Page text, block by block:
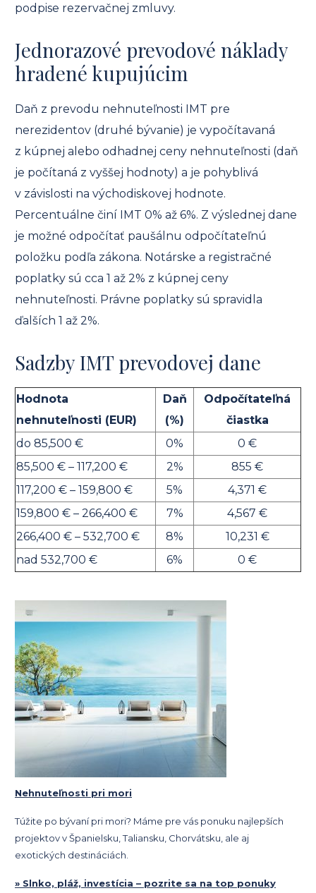
podpise rezervačnej zmluvy.
Jednorazové prevodové náklady
hradené kupujúcim
Daň z prevodu nehnuteľnosti IMT pre
nerezidentov (druhé bývanie) je vypočítavaná
z kúpnej alebo odhadnej ceny nehnuteľnosti (daň
je počítaná z vyššej hodnoty) a je pohyblivá
v závislosti na východiskovej hodnote.
Percentuálne činí IMT 0% až 6%. Z výslednej dane
je možné odpočítať paušálnu odpočítateľnú
položku podľa zákona. Notárske a registračné
poplatky sú cca 1 až 2% z kúpnej ceny
nehnuteľnosti. Právne poplatky sú spravidla
ďalších 1 až 2%.
Sadzby IMT prevodovej dane
Hodnota
nehnuteľnosti (EUR)
Daň
(%)
Odpočítateľná
čiastka
do 85,500 €
0%
0 €
85,500 € – 117,200 €
2%
855 €
117,200 € – 159,800 €
5%
4,371 €
159,800 € – 266,400 €
7%
4,567 €
266,400 € – 532,700 €
8%
10,231 €
nad 532,700 €
6% 0 €
Nehnuteľnosti pri mori
Túžite po bývaní pri mori? Máme pre vás ponuku najlepších
projektov v Španielsku, Taliansku, Chorvátsku, ale aj
exotických destináciách.
» Slnko, pláž, investícia – pozrite sa na top ponuky